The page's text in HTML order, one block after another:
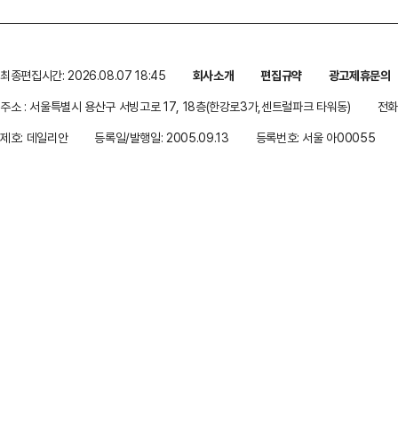
최종편집시간: 2026.08.07 18:45 회사소개 편집규약
광고제휴문의
주소 : 서울특별시 용산구 서빙고로 17, 18층(한강로3가,센트럴파크 타워동)
전
제호: 데일리안
등록일/발행일: 2005.09.13 등록번호: 서울 아00055